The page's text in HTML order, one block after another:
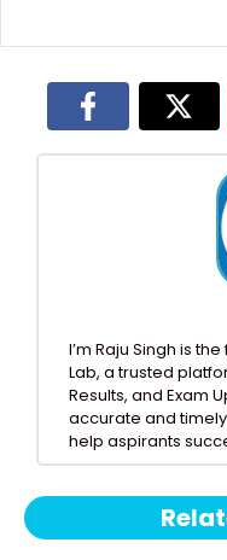
I’m Raju Singh is
Lab, a trusted
Results, and Exam
accurate and
help aspirants